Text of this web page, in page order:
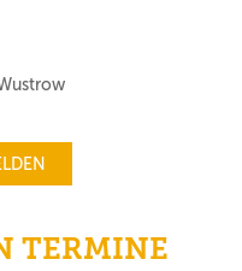
TERMINE